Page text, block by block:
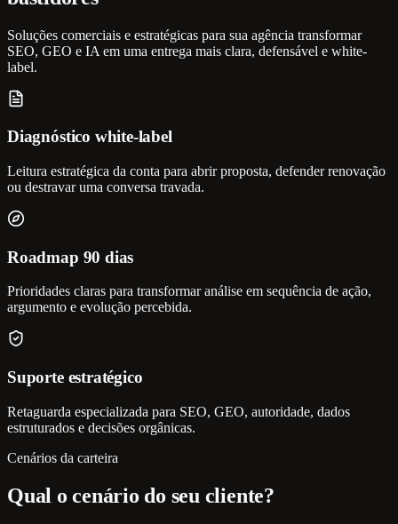
Soluções comerciais e estratégicas para sua agência transformar
SEO, GEO e IA em uma entrega mais clara, defensável e white-
label.
Diagnóstico white-label
Leitura estratégica da conta para abrir proposta, defender renovação
ou destravar uma conversa travada.
Roadmap 90 dias
Prioridades claras para transformar análise em sequência de ação,
argumento e evolução percebida.
Suporte estratégico
Retaguarda especializada para SEO, GEO, autoridade, dados
estruturados e decisões orgânicas.
Cenários da carteira
Qual o cenário do seu cliente?